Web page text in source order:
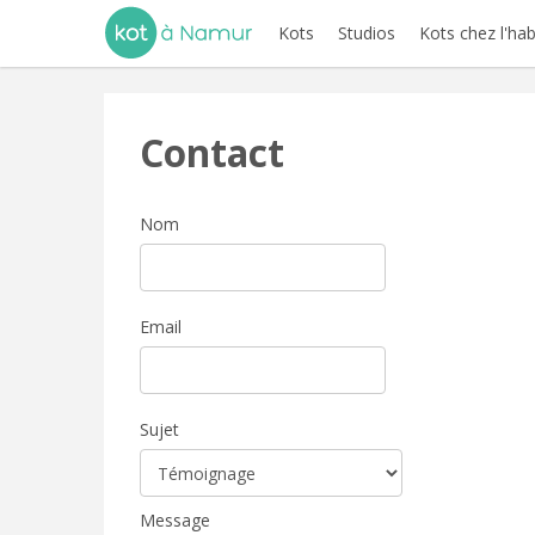
Kots Studios Kots chez
Contact
Nom
Email
Sujet
Message